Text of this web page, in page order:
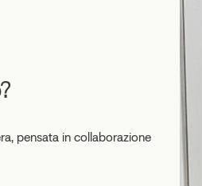
pensata in collaborazione